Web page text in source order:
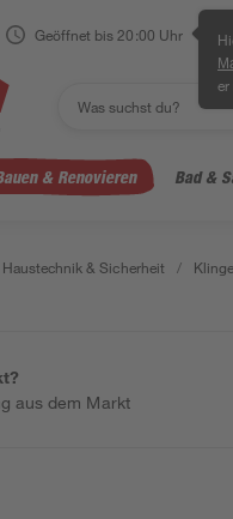
Geöffnet bis 20:00 Uhr
er
& Renovieren Bad &
Haustechnik & Sicherheit /
aus dem Markt